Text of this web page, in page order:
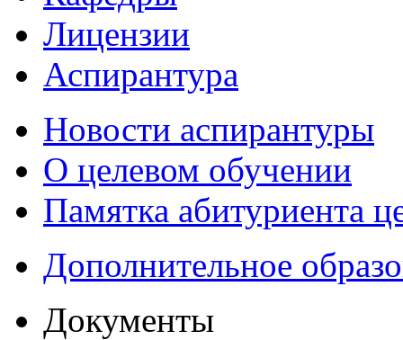
Лицензии
Аспирантура
Новости аспирантуры
О целевом обучении
Памятка абитуриента
Дополнительное
Документы